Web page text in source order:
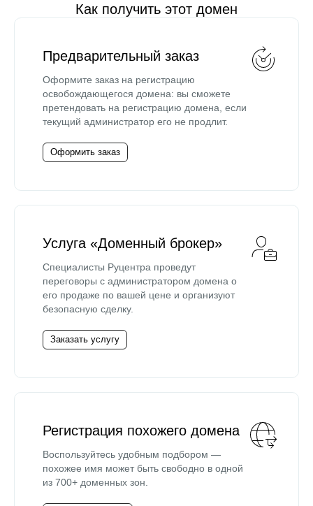
Как получить этот домен
Предварительный заказ
Оформите заказ на регистрацию
освобождающегося домена: вы сможете
претендовать на регистрацию домена, если
текущий администратор его не продлит.
Оформить заказ
Услуга «Доменный брокер»
Специалисты Руцентра проведут
переговоры с администратором домена о
его продаже по вашей цене и организуют
безопасную сделку.
Заказать услугу
Регистрация похожего домена
Воспользуйтесь удобным подбором —
похожее имя может быть свободно в одной
из 700+ доменных зон.